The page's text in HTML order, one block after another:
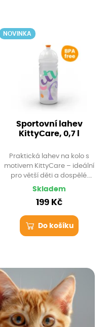
NOVINKA
Sportovní lahev
KittyCare, 0,7 l
Praktická lahev na kolo s
motivem KittyCare – ideální
pro větší děti a dospělé.
Objem 0,7 l, neprotéká, snadno
nebo do práce.
Skladem
199 Kč
Do košíku